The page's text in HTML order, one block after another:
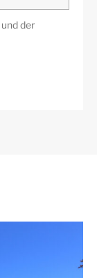
und der